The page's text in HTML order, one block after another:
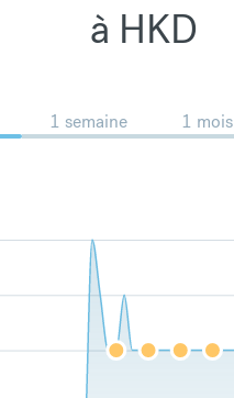
à HKD
1 semaine 1 mois